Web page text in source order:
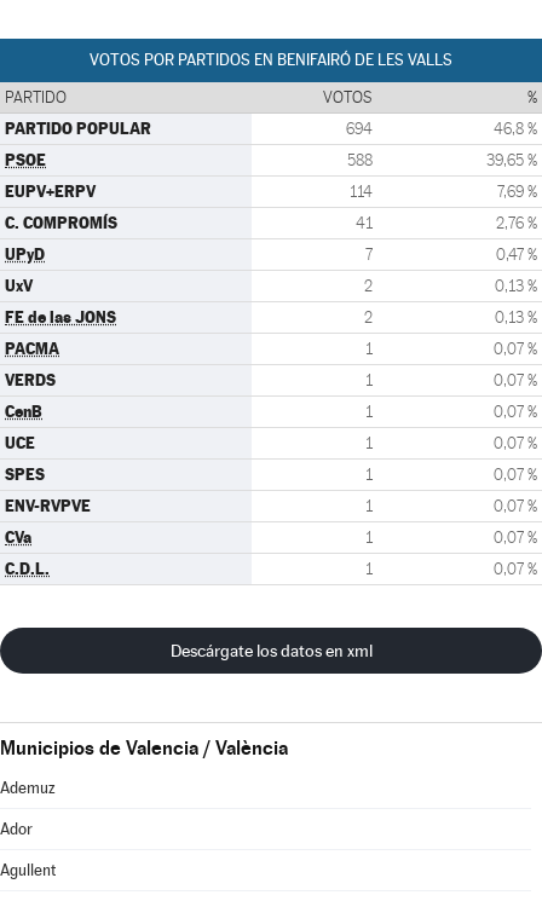
VOTOS POR PARTIDOS EN BENIFAIRÓ DE LES VALLS
PARTIDO VOTOS %
PARTIDO POPULAR 694 46,8 %
PSOE 588 39,65 %
EUPV+ERPV 114 7,69 %
C. COMPROMÍS 41 2,76 %
UPyD 7 0,47 %
UxV 2 0,13 %
FE de las JONS 2 0,13 %
PACMA 1 0,07 %
VERDS 1 0,07 %
CenB 1 0,07 %
UCE 1 0,07 %
SPES 1 0,07 %
ENV-RVPVE 1 0,07 %
CVa 1 0,07 %
C.D.L. 1 0,07 %
Descárgate los datos en xml
Municipios de Valencia / València
Ademuz
Ador
Agullent